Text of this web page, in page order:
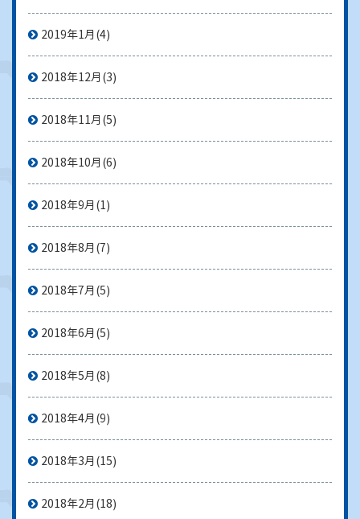
2019年1月 (4)
2018年12月 (3)
2018年11月 (5)
2018年10月 (6)
2018年9月 (1)
2018年8月 (7)
2018年7月 (5)
2018年6月 (5)
2018年5月 (8)
2018年4月 (9)
2018年3月 (15)
2018年2月 (18)